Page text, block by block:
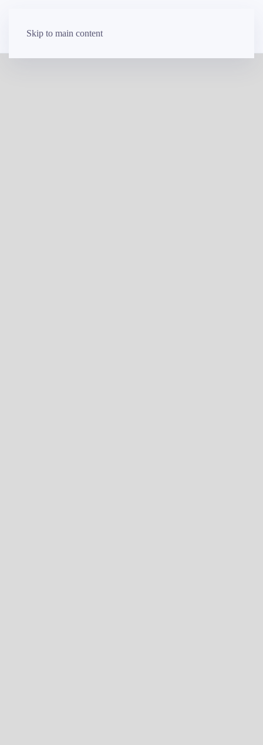
Skip to main content